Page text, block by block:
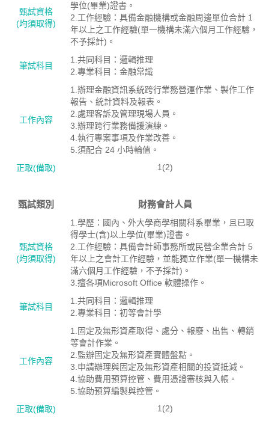
甄試資格
(均須取得)
學位(畢業)證書。
2.工作經驗：具備金融機構或金融周邊單位合計 1
年以上之工作經驗(單一機構未滿六個月工作經驗，
不予採計)。
筆試科目
1.共同科目：邏輯推理
2.專業科目：金融常識
工作內容
1.辦理金融資訊系統跨行業務營運作業、製作工作
報告、統計資料及報表。
2.處理客訴及管理現場人員。
3.辦理跨行業務備援演練。
4.執行專案事項及作業改善。
5.須配合 24 小時輪值。
正取(備取)
1(2)
甄試類別 財務會計人員
甄試資格
(均須取得)
1.學歷：國內、外大學商學相關科系畢業，且已取
得學士(含)以上學位(畢業)證書。
2.工作經驗：具備會計師事務所或民營企業合計 5
年以上之會計工作經驗，並能獨立作業(單一機構未
滿六個月工作經驗，不予採計)。
3.擅各項Microsoft Office 軟體操作。
筆試科目
1.共同科目：邏輯推理
2.專業科目：初等會計學
工作內容
1.固定及無形資產取得、處分、報廢、出售、轉銷
等會計作業。
2.監辦固定及無形資產實體盤點。
3.申請辦理與固定及無形資產相關的投資抵減。
4.協助費用預算控管、費用憑證審核與入帳。
5.協助預算編製與控管。
正取(備取)
1(2)